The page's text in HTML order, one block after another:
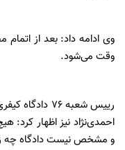
وی ادامه داد: بعد از اتمام
وقت می‌شود.
رییس شعبه 76
احمدی‌نژاد نیز اظهار کرد:
و مشخص نیست دادگاه چه